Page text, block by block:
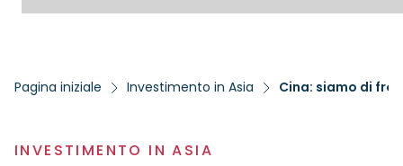
Pagina iniziale Investimento in Asia Cina: siamo di
INVESTIMENTO IN ASIA